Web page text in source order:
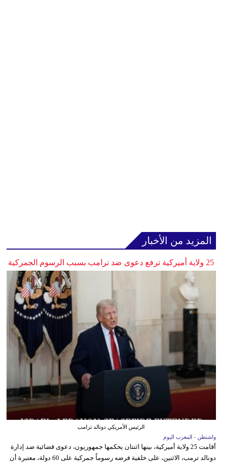
المزيد من الأخبار
25 ولاية أميركية ترفع دعوى ضد ترامب بسبب الرسوم الجمركية
الرئيس الأمريكي دونالد ترامب
واشنطن - المغرب اليوم
أقامت 25 ولاية أميركية، بينها اثنتان يحكمها جمهوريون، دعوى قضائية ضد إدارة
دونالد ترمب، الاثنين، على خلفية فرضه رسوماً جمركية على 60 دولة، معتبرة أن